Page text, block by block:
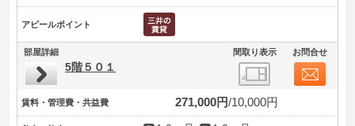
アピールポイント
部屋詳細 間取り表示 お問合せ
5階５０１
賃料・管理費・共益費 271,000円 10,000円